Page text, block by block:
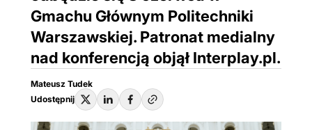
Gmachu Głównym Politechniki
Warszawskiej. Patronat medialny
nad konferencją objął Interplay.pl.
Mateusz Tudek
Udostępnij